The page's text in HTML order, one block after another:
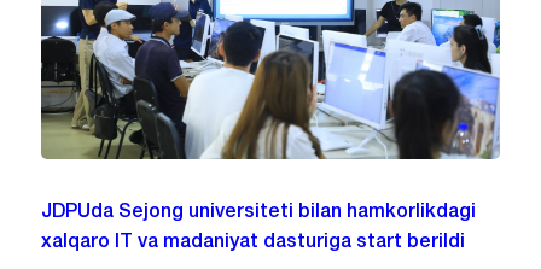
JDPUda Sejong universiteti bilan hamkorlikdagi
xalqaro IT va madaniyat dasturiga start berildi